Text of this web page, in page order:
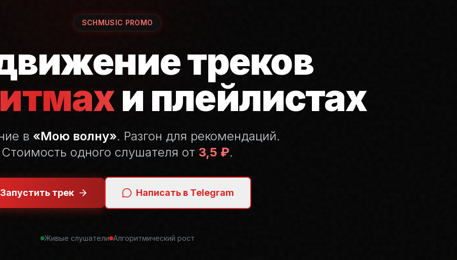
SCHMUSIC PROMO
треков
и плейлистах
в «Мою волну». Разгон для рекомендаций.
Стоимость одного слушателя от 3,5 ₽.
Запустить трек Написать в Telegram
Живые слушатели Алгоритмический рост